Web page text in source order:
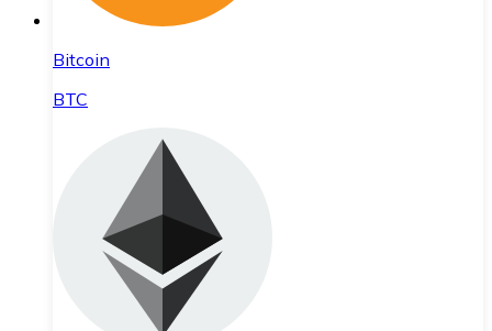
Bitcoin
BTC